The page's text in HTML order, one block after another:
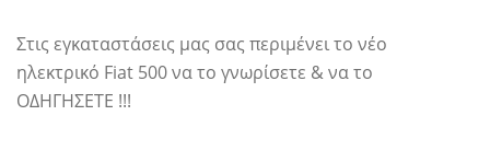
Στις εγκαταστάσεις μας σας περιμένει το νέο
ηλεκτρικό Fiat 500 να το γνωρίσετε & να το
ΟΔΗΓΗΣΕΤΕ !!!